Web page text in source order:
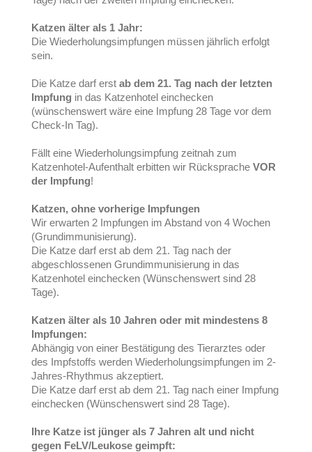
Katzen älter als 1 Jahr:
Die Wiederholungsimpfungen müssen jährlich erfolgt
sein.
Die Katze darf erst ab dem 21. Tag nach der letzten
Impfung in das Katzenhotel einchecken
(wünschenswert wäre eine Impfung 28 Tage vor dem
Check-In Tag).
Fällt eine Wiederholungsimpfung zeitnah zum
Katzenhotel-Aufenthalt erbitten wir Rücksprache VOR
der Impfung!
Katzen, ohne vorherige Impfungen
Wir erwarten 2 Impfungen im Abstand von 4 Wochen
(Grundimmunisierung).
Die Katze darf erst ab dem 21. Tag nach der
abgeschlossenen Grundimmunisierung in das
Katzenhotel einchecken (Wünschenswert sind 28
Tage).
Katzen älter als 10 Jahren oder mit mindestens 8
Impfungen:
Abhängig von einer Bestätigung des Tierarztes oder
des Impfstoffs werden Wiederholungsimpfungen im 2-
Jahres-Rhythmus akzeptiert.
Die Katze darf erst ab dem 21. Tag nach einer Impfung
einchecken (Wünschenswert sind 28 Tage).
Ihre Katze ist jünger als 7 Jahren alt und nicht
gegen FeLV/Leukose geimpft: